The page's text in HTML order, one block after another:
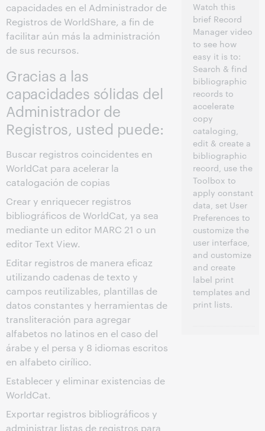
capacidades en el Administrador de
Registros de WorldShare, a fin de
facilitar aún más la administración
de sus recursos.
Gracias a las
capacidades sólidas del
Administrador de
Registros, usted puede:
Buscar registros coincidentes en
WorldCat para acelerar la
catalogación de copias
Crear y enriquecer registros
bibliográficos de WorldCat, ya sea
mediante un editor MARC 21 o un
editor Text View.
Editar registros de manera eficaz
utilizando cadenas de texto y
campos reutilizables, plantillas de
datos constantes y herramientas de
transliteración para agregar
alfabetos no latinos en el caso del
árabe y el persa y 8 idiomas escritos
en alfabeto cirílico.
Establecer y eliminar existencias de
WorldCat.
Exportar registros bibliográficos y
administrar listas de registros para
Watch this
brief Record
Manager video
to see how
easy it is to:
Search & find
bibliographic
records to
accelerate
copy
cataloging,
edit & create a
bibliographic
record, use the
Toolbox to
apply constant
data, set User
Preferences to
customize the
user interface,
and customize
and create
label print
templates and
print lists.